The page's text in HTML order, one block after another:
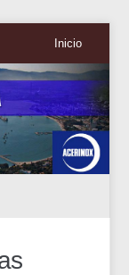
Inicio